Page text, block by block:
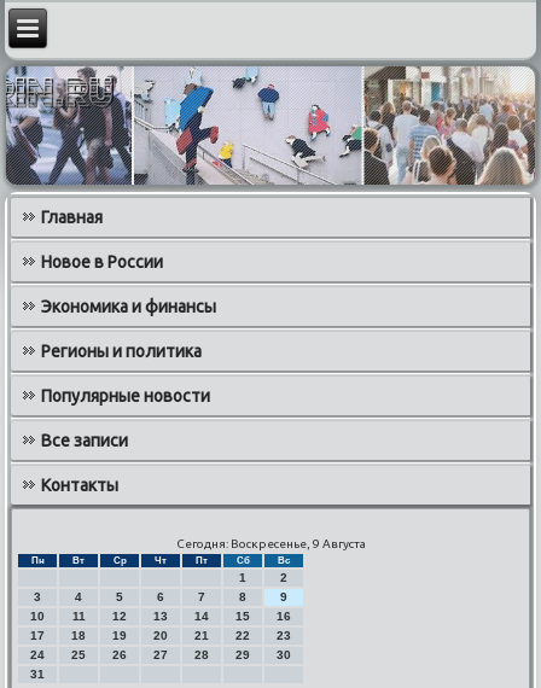
Главная
Новое в России
Экономика и финансы
Регионы и политика
Популярные новости
Все записи
Контакты
Сегодня: Воскресенье, 9 Августа
Пн Вт Ср Чт Пт Сб Вс
1
2
3
4 5 6 7 8
9
10
11 12 13 14 15
16
17
18 19 20 21 22
23
24
25 26 27 28 29
30
31